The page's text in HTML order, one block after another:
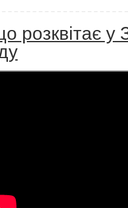
розквітає у